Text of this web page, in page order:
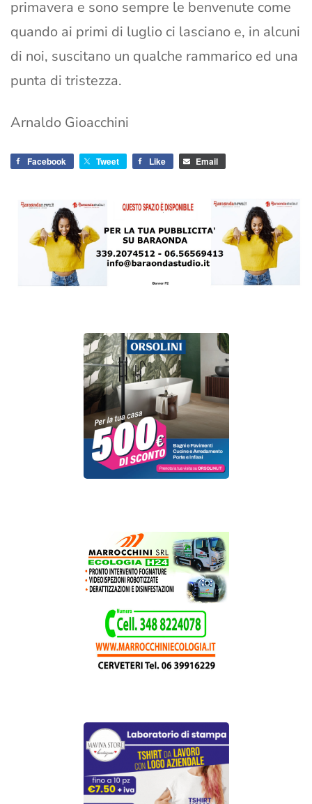
primavera e sono sempre le benvenute come
quando ai primi di luglio ci lasciano e, in alcuni
di noi, suscitano un qualche rammarico ed una
punta di tristezza.
Arnaldo Gioacchini
Facebook Tweet Like Email